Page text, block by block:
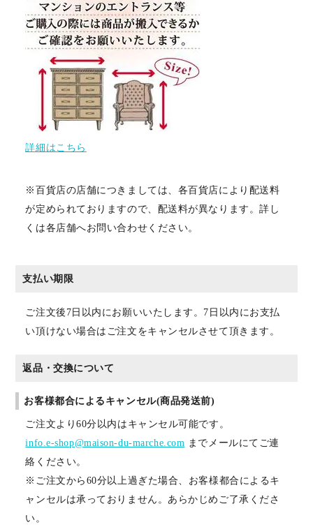
詳細はこちら
※百貨店の店舗につきましては、各百貨店により配送料
が定められておりますので、配送料が異なります。詳し
くは各店舗へお問い合わせください。
支払い期限
ご注文後7日以内にお願いいたします。7日以内にお支払
い頂けない場合はご注文をキャンセルさせて頂きます。
返品・交換について
お客様都合によるキャンセル(商品発送前)
ご注文より60分以内はキャンセル可能です。
info.e-shop@maison-du-marche.com までメールにてご連
絡ください。
※ご注文から60分以上過ぎた場合、お客様都合によるキ
ャンセルは承っておりません。あらかじめご了承くださ
い。